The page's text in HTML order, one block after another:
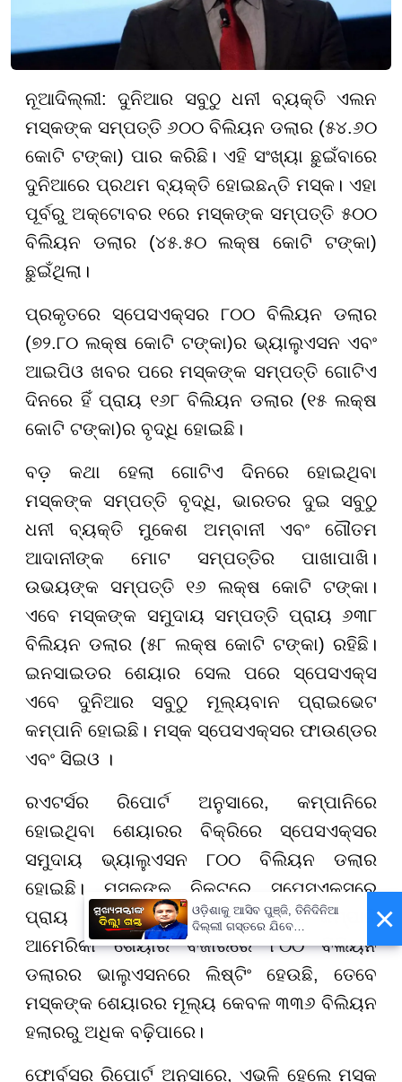
ନୂଆଦିଲ୍ଲୀ: ଦୁନିଆର ସବୁଠୁ ଧନୀ ବ୍ୟକ୍ତି ଏଲନ
ମସ୍କଙ୍କ ସମ୍ପତ୍ତି ୬୦୦ ବିଲିୟନ ଡଲାର (୫୪.୬୦
କୋଟି ଟଙ୍କା) ପାର କରିଛି। ଏହି ସଂଖ୍ୟା ଛୁଇଁବାରେ
ଦୁନିଆରେ ପ୍ରଥମ ବ୍ୟକ୍ତି ହୋଇଛନ୍ତି ମସ୍କ। ଏହା
ପୂର୍ବରୁ ଅକ୍ଟୋବର ୧ରେ ମସ୍କଙ୍କ ସମ୍ପତ୍ତି ୫୦୦
ବିଲିୟନ ଡଲାର (୪୫.୫୦ ଲକ୍ଷ କୋଟି ଟଙ୍କା)
ଛୁଇଁଥିଲା।
ପ୍ରକୃତରେ ସ୍ପେସଏକ୍ସର ୮୦୦ ବିଲିୟନ ଡଲାର
(୭୨.୮୦ ଲକ୍ଷ କୋଟି ଟଙ୍କା)ର ଭ୍ୟାଲୁଏସନ ଏବଂ
ଆଇପିଓ ଖବର ପରେ ମସ୍କଙ୍କ ସମ୍ପତ୍ତି ଗୋଟିଏ
ଦିନରେ ହିଁ ପ୍ରାୟ ୧୬୮ ବିଲିୟନ ଡଲାର (୧୫ ଲକ୍ଷ
କୋଟି ଟଙ୍କା)ର ବୃଦ୍ଧି ହୋଇଛି।
ବଡ଼ କଥା ହେଲା ଗୋଟିଏ ଦିନରେ ହୋଇଥିବା
ମସ୍କଙ୍କ ସମ୍ପତ୍ତି ବୃଦ୍ଧି, ଭାରତର ଦୁଇ ସବୁଠୁ
ଧନୀ ବ୍ୟକ୍ତି ମୁକେଶ ଅମ୍ବାନୀ ଏବଂ ଗୌତମ
ଆଦାନୀଙ୍କ ମୋଟ ସମ୍ପତ୍ତିର ପାଖାପାଖି।
ଉଭୟଙ୍କ ସମ୍ପତ୍ତି ୧୬ ଲକ୍ଷ କୋଟି ଟଙ୍କା।
ଏବେ ମସ୍କଙ୍କ ସମୁଦାୟ ସମ୍ପତ୍ତି ପ୍ରାୟ ୬୩୮
ବିଲିୟନ ଡଲାର (୫୮ ଲକ୍ଷ କୋଟି ଟଙ୍କା) ରହିଛି।
ଇନସାଇଡର ଶେୟାର ସେଲ ପରେ ସ୍ପେସଏକ୍ସ
ଏବେ ଦୁନିଆର ସବୁଠୁ ମୂଲ୍ୟବାନ ପ୍ରାଇଭେଟ
କମ୍ପାନି ହୋଇଛି। ମସ୍କ ସ୍ପେସଏକ୍ସର ଫାଉଣ୍ଡର
ଏବଂ ସିଇଓ ।
ରଏଟର୍ସର ରିପୋର୍ଟ ଅନୁସାରେ, କମ୍ପାନିରେ
ହୋଇଥିବା ଶେୟାରର ବିକ୍ରିରେ ସ୍ପେସଏକ୍ସର
ସମୁଦାୟ ଭ୍ୟାଲୁଏସନ ୮୦୦ ବିଲିୟନ ଡଲାର
ହୋଇଛି। ମସ୍କଙ୍କ ନିକଟରେ ସ୍ପେସଏକ୍ସରେ
ପ୍ରାୟ ୪୨% ଶେୟାର ରହିଛି। ଯଦି କମ୍ପାନି
ଆମେରିକା ଶେୟାର ବଜାରରେ ୮୦୦ ବିଲିୟନ
ଡଲାରର ଭାଲୁଏସନରେ ଲିଷ୍ଟିଂ ହେଉଛି, ତେବେ
ମସ୍କଙ୍କ ଶେୟାରର ମୂଲ୍ୟ କେବଳ ୩୩୬ ବିଲିୟନ
ହଲାରରୁ ଅଧିକ ବଢ଼ିପାରେ।
ଫୋର୍ବସର ରିପୋର୍ଟ ଅନୁସାରେ, ଏଭଳି ହେଲେ ମସ୍କ
×
ଓଡ଼ିଶାକୁ ଆସିବ ପୁଞ୍ଜି, ତିନିଦିନିଆ
ଦିଲ୍ଲୀ ଗସ୍ତରେ ଯିବେ
ମୁଖ୍ୟମନ୍ତ୍ରୀ ମୋହନ ମାଝୀ